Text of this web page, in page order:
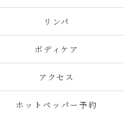
リンパ
ボディケア
アクセス
ホットペッパー予約